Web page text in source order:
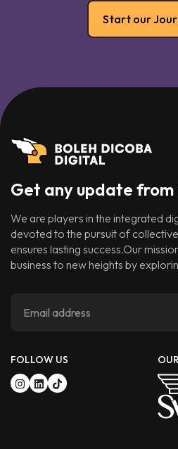
Start our
Get any update from
We are players in the integrated
devoted to the pursuit of
ensures lasting success.Our
business to new heights by
FOLLOW US